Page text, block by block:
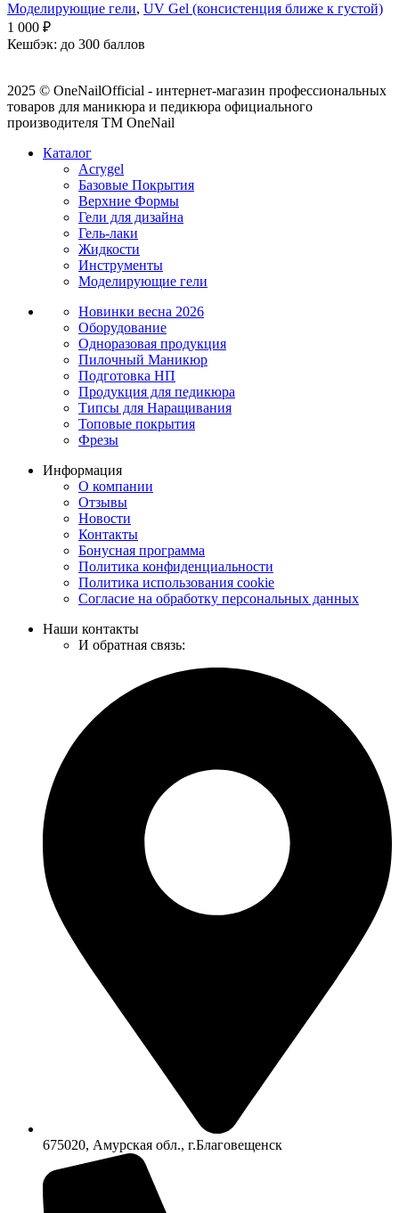
Моделирующие гели, UV Gel (консистенция ближе к густой)
1 000 ₽
Кешбэк: до 300 баллов
2025 © OneNailOfficial - интернет-магазин профессиональных
товаров для маникюра и педикюра официального
производителя ТМ OneNail
Каталог
Acrygel
Базовые Покрытия
Верхние Формы
Гели для дизайна
Гель-лаки
Жидкости
Инструменты
Моделирующие гели
Новинки весна 2026
Оборудование
Одноразовая продукция
Пилочный Маникюр
Подготовка НП
Продукция для педикюра
Типсы для Наращивания
Топовые покрытия
Фрезы
Информация
О компании
Отзывы
Новости
Контакты
Бонусная программа
Политика конфиденциальности
Политика использования cookie
Согласие на обработку персональных данных
Наши контакты
И обратная связь:
675020, Амурская обл., г.Благовещенск